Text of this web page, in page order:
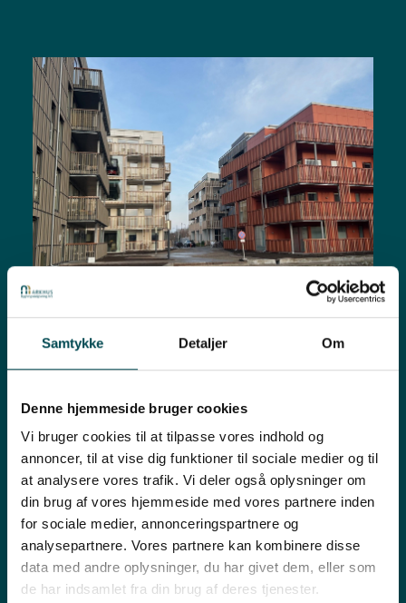
Samtykke Detaljer Om
Denne hjemmeside bruger cookies
Vi bruger cookies til at tilpasse vores indhold og
annoncer, til at vise dig funktioner til sociale medier og til
at analysere vores trafik. Vi deler også oplysninger om
din brug af vores hjemmeside med vores partnere inden
for sociale medier, annonceringspartnere og
analysepartnere. Vores partnere kan kombinere disse
data med andre oplysninger, du har givet dem, eller som
de har indsamlet fra din brug af deres tjenester.
Omfattende facaderenovering